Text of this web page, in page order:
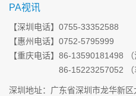
PA视讯
【深圳电话】0755-33352588
【惠州电话】0752-5795999
【重庆电话】86-13590181498 （
86-15223257052 （车
深圳地址：广东省深圳市龙华新